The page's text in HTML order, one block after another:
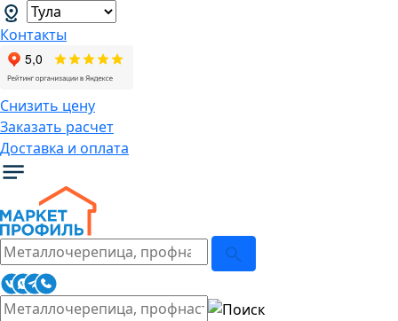
Контакты
Снизить цену
Заказать расчет
Доставка и оплата